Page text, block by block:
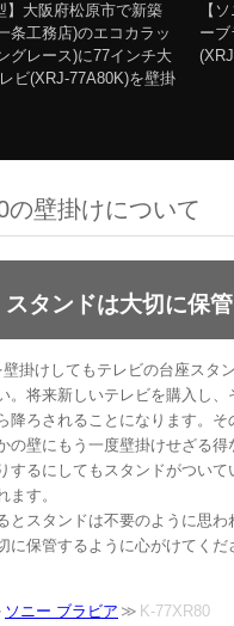
】大阪府松原市で新築
条工務店)のエコカラッ
グレース)に77インチ大
ビ(XRJ-77A80K)を壁掛
【
ー
の壁掛けについて
スタンドは大切に保
壁掛けしてもテレビの台座スタ
。将来新しいテレビを購入し
降ろされることになります。
の壁にもう一度壁掛けせざる
するにしてもスタンドがつい
ます。
とスタンドは不要のように思
に保管するように心がけてくだ
ソニー ブラビア K-77XR80